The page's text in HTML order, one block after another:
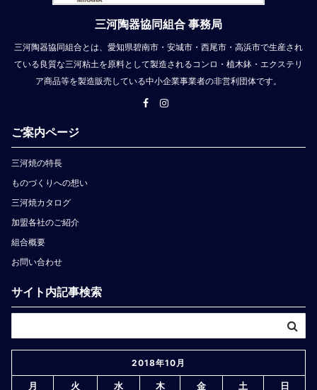
三河陶器協同組合 事務局
三河陶器協同組合とは、愛知県碧南市・安城市・西尾市・高浜市で生産され
ている良質な三河粘土を原料として製造されるコンロ・植木鉢・エクステリ
ア商品等を製造販売している中小企業事業者の非営利団体です。
ご案内ページ
三河焼の特長
ものづくりへの想い
三河焼カタログ
加盟各社のご紹介
組合概要
お問い合わせ
サイト内記事検索
2018年10月
月 火 水 木 金 土 日